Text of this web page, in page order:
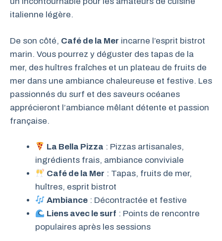
italienne légère.
De son côté, Café de la Mer incarne l’esprit bistrot
marin. Vous pourrez y déguster des tapas de la
mer, des huîtres fraîches et un plateau de fruits de
mer dans une ambiance chaleureuse et festive. Les
passionnés du surf et des saveurs océanes
apprécieront l’ambiance mêlant détente et passion
française.
La Bella Pizza : Pizzas artisanales,
ingrédients frais, ambiance conviviale
Café de la Mer : Tapas, fruits de mer,
huîtres, esprit bistrot
Ambiance : Décontractée et festive
Liens avec le surf : Points de rencontre
populaires après les sessions